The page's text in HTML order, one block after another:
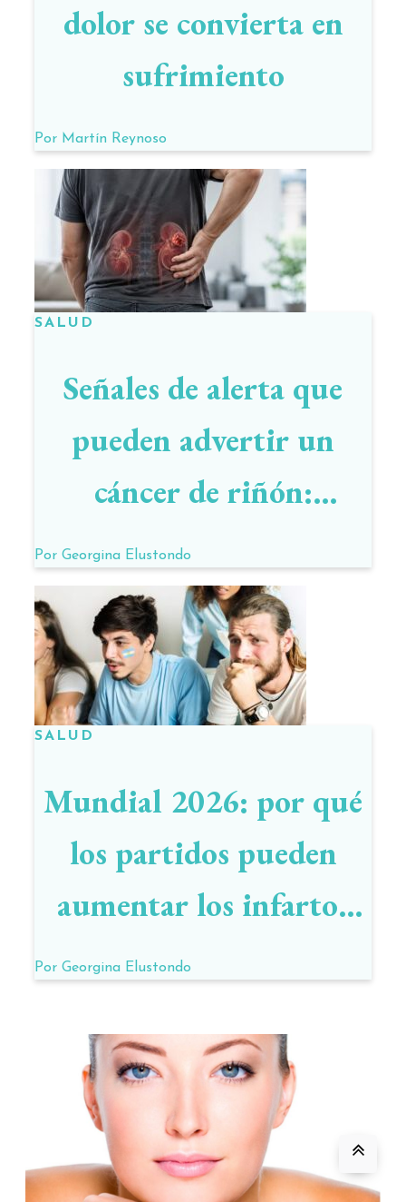
dolor se convierta en
sufrimiento
Por Martín Reynoso
SALUD
Señales de alerta que
pueden advertir un
cáncer de riñón:
síntomas que pueden
salvar vidas
Por Georgina Elustondo
SALUD
Mundial 2026: por qué
los partidos pueden
aumentar los infartos
hasta un 30% y cómo
Por Georgina Elustondo